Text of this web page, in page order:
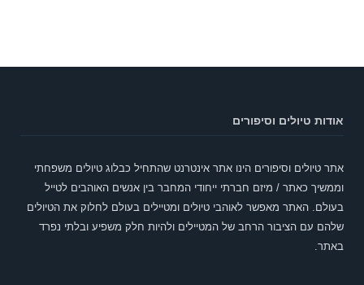
אודות טיולים וסיפורים
אתר טיולים וסיפורים הינו אתר אינטרנט שהתחיל כבלוג טיולים משפחתי
וממשיך כאתר / מיזם חברתי ייחודי המחבר בין אנשים האוהבים לטייל
בעולם. האתר מאפשר לאוהבי טיולים ומטיילים בעולם לחלוק את הטיולים
שלהם עם הציבור הרחב של המטיילים ולהיות חלק משפיע ובלתי נפרד
באתר.